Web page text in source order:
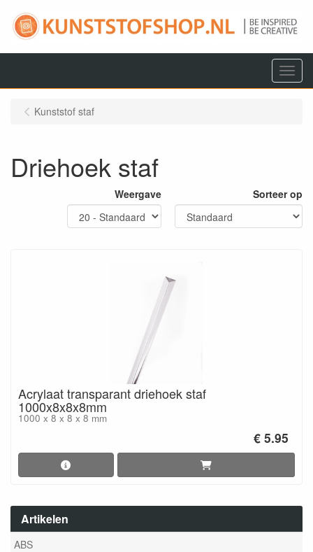
Menu
Artikelen
ABS
Kunststof staf
Driehoek staf
Weergave Sorteer op
Acrylaat transparant driehoek staf
1000x8x8x8mm
1000 x 8 x 8 x 8 mm
€ 5.95